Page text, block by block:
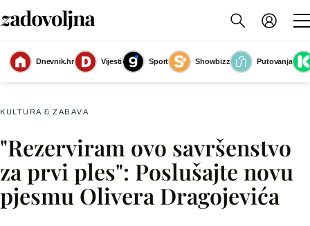
Dnevnik.hr Vijesti Sport Showbizz
Putovanja
Oliver Dragojević
(Foto: Ante Cizmic/Cropix)
KULTURA & ZABAVA
"Rezerviram ovo savršenstvo
za prvi ples": Poslušajte novu
pjesmu Olivera Dragojevića
Facebook
X